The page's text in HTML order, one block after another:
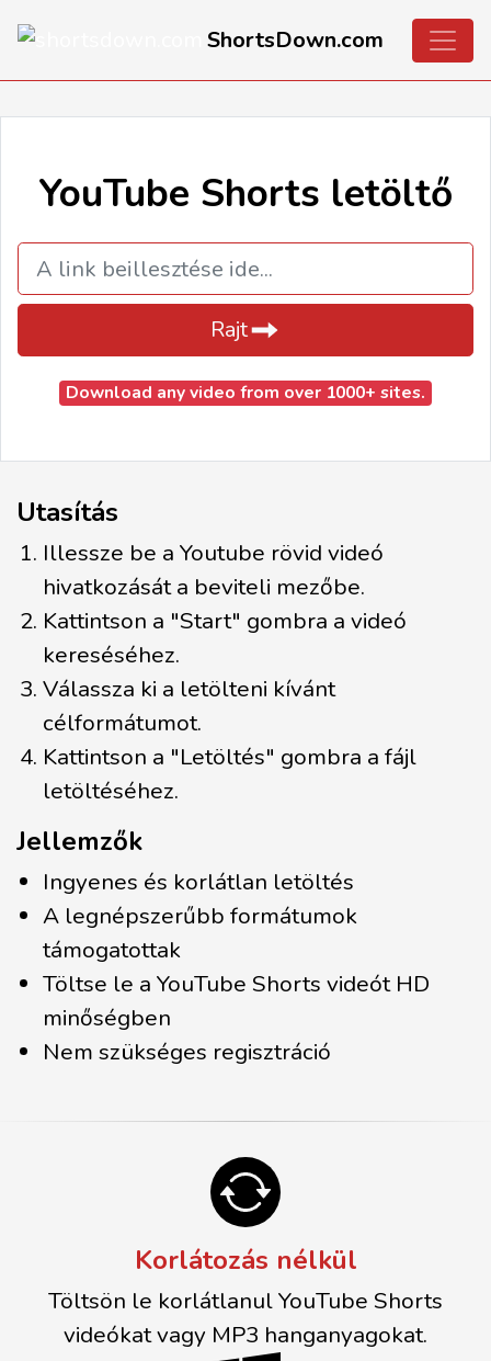
ShortsDown.com
YouTube Shorts letöltő
Rajt
Download any video from over 1000+ sites.
Utasítás
Illessze be a Youtube rövid videó
hivatkozását a beviteli mezőbe.
Kattintson a "Start" gombra a videó
kereséséhez.
Válassza ki a letölteni kívánt
célformátumot.
Kattintson a "Letöltés" gombra a fájl
letöltéséhez.
Jellemzők
Ingyenes és korlátlan letöltés
A legnépszerűbb formátumok
támogatottak
Töltse le a YouTube Shorts videót HD
minőségben
Nem szükséges regisztráció
Korlátozás nélkül
Töltsön le korlátlanul YouTube Shorts
videókat vagy MP3 hanganyagokat.